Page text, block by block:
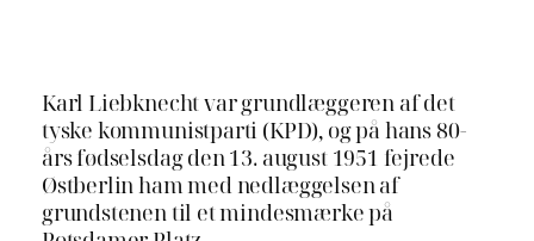
Karl Liebknecht var grundlæggeren af det
tyske kommunistparti (KPD), og på hans 80-
års fødselsdag den 13. august 1951 fejrede
Østberlin ham med nedlæggelsen af
grundstenen til et mindesmærke på